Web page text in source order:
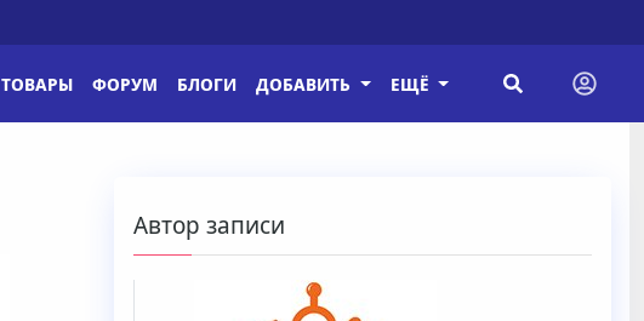
ТОВАРЫ ФОРУМ БЛОГИ ДОБАВИТЬ ЕЩЁ
Автор записи